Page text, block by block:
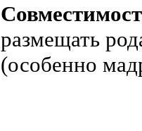
размещать
(особенно